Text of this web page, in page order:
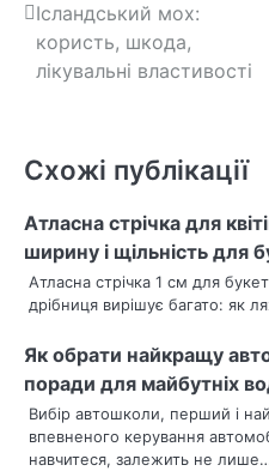
Н
а
г
а
ц
і
я
з
а
Ісландський мох:
користь, шкода,
лікувальні властивості
Схожі публікації
Атласна стрічка для
ширину і щільність для
Атласна стрічка 1 см для
дрібниця вирішує багато: як
Як обрати найкращу
поради для майбутніх
Вибір автошколи, перший і
впевненого керування
навчитеся, залежить не